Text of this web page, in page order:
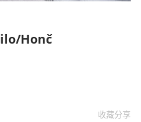
Honč
收藏分享